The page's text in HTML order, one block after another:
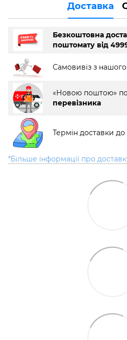
Доставка
Безкоштовна
поштомату від
Самовивіз з
«Новою поштою»
перевізника
Термін доставки до
*Більше інформації про